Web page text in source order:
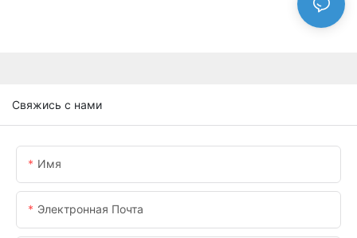
Свяжись с нами
Имя
Электронная Почта